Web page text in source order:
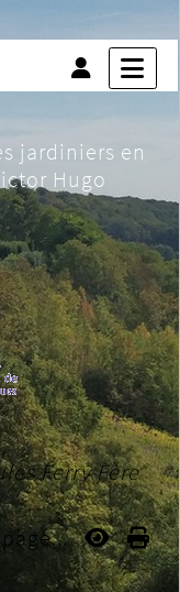
jardiniers en
Hugo
Ferry Fère